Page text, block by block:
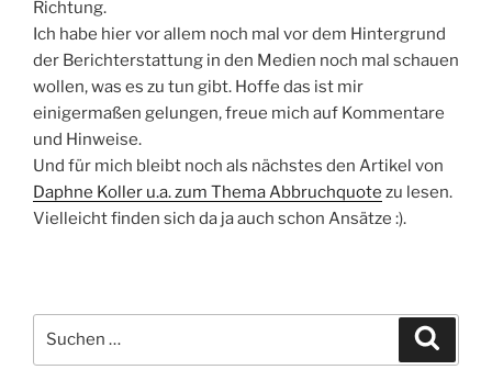
Richtung.
Ich habe hier vor allem noch mal vor dem Hintergrund
der Berichterstattung in den Medien noch mal schauen
wollen, was es zu tun gibt. Hoffe das ist mir
einigermaßen gelungen, freue mich auf Kommentare
und Hinweise.
Und für mich bleibt noch als nächstes den Artikel von
Daphne Koller u.a. zum Thema Abbruchquote zu lesen.
Vielleicht finden sich da ja auch schon Ansätze :).
nach: